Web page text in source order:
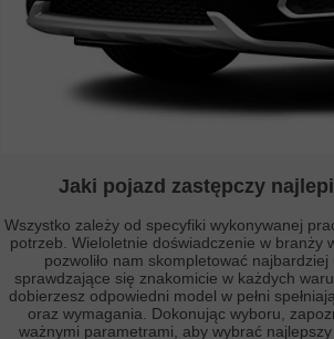
Jaki pojazd zastępczy
Wszystko zależy od specyfiki wykonywanej
potrzeb. Wieloletnie doświadczenie w branży
pozwoliło nam skompletować
sprawdzające się znakomicie w każdych
dobierzesz odpowiedni model w pełni
oraz wymagania. Dokonując wyboru,
ważnymi parametrami, aby wybrać